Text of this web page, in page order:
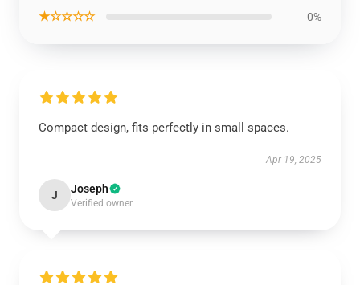
★☆☆☆☆ 0%
Compact design, fits perfectly in small spaces.
Apr 19, 2025
J Joseph
Verified owner